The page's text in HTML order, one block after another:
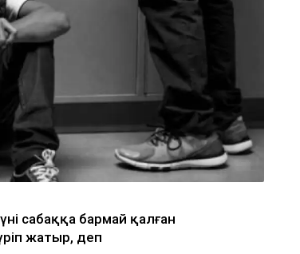
сабаққа бармай қалған
жатыр, деп